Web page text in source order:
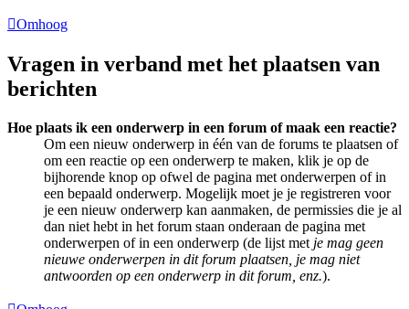
Omhoog
Vragen in verband met het plaatsen van
berichten
Hoe plaats ik een onderwerp in een forum of maak een reactie?
Om een nieuw onderwerp in één van de forums te plaatsen of
om een reactie op een onderwerp te maken, klik je op de
bijhorende knop op ofwel de pagina met onderwerpen of in
een bepaald onderwerp. Mogelijk moet je je registreren voor
je een nieuw onderwerp kan aanmaken, de permissies die je al
dan niet hebt in het forum staan onderaan de pagina met
onderwerpen of in een onderwerp (de lijst met je mag geen
nieuwe onderwerpen in dit forum plaatsen, je mag niet
antwoorden op een onderwerp in dit forum, enz.).